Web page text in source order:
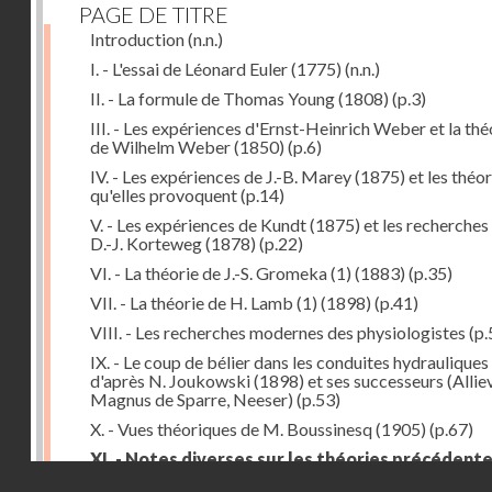
PAGE DE TITRE
Introduction(n.n.)
I. - L'essai de Léonard Euler (1775) (n.n.)
II. - La formule de Thomas Young (1808) (p.3)
III. - Les expériences d'Ernst-Heinrich Weber et la
de Wilhelm Weber (1850) (p.6)
IV. - Les expériences de J.-B. Marey (1875) et les
qu'elles provoquent(p.14)
V. - Les expériences de Kundt (1875) et les recherches
D.-J. Korteweg (1878) (p.22)
VI. - La théorie de J.-S. Gromeka (1) (1883) (p.35)
VII. - La théorie de H. Lamb (1) (1898) (p.41)
VIII. - Les recherches modernes des physiologistes
IX. - Le coup de bélier dans les conduites hydrauliques
d'après N. Joukowski (1898) et ses successeurs
Magnus de Sparre, Neeser) (p.53)
X. - Vues théoriques de M. Boussinesq (1905) (p.67)
XI. - Notes diverses sur les théories